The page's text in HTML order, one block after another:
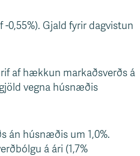
0,55%). Gjald fyrir dagvistun
af hækkun markaðsverðs á
vegna húsnæðis
án húsnæðis um 1,0%.
á ári (1,7%